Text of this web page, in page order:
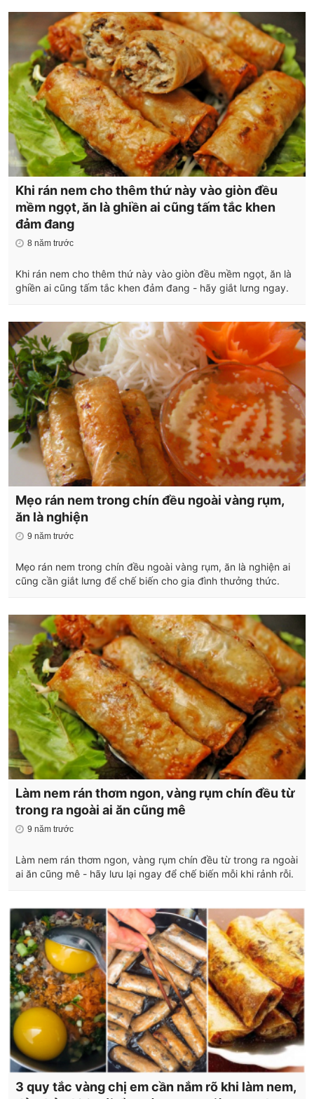
Khi rán nem cho thêm thứ này vào giòn đều
mềm ngọt, ăn là ghiền ai cũng tấm tắc khen
đảm đang
8 năm trước
Khi rán nem cho thêm thứ này vào giòn đều mềm ngọt, ăn là
ghiền ai cũng tấm tắc khen đảm đang - hãy giắt lưng ngay.
Mẹo rán nem trong chín đều ngoài vàng rụm,
ăn là nghiện
9 năm trước
Mẹo rán nem trong chín đều ngoài vàng rụm, ăn là nghiện ai
cũng cần giắt lưng để chế biến cho gia đình thưởng thức.
Làm nem rán thơm ngon, vàng rụm chín đều từ
trong ra ngoài ai ăn cũng mê
9 năm trước
Làm nem rán thơm ngon, vàng rụm chín đều từ trong ra ngoài
ai ăn cũng mê - hãy lưu lại ngay để chế biến mỗi khi rảnh rỗi.
3 quy tắc vàng chị em cần nắm rõ khi làm nem,